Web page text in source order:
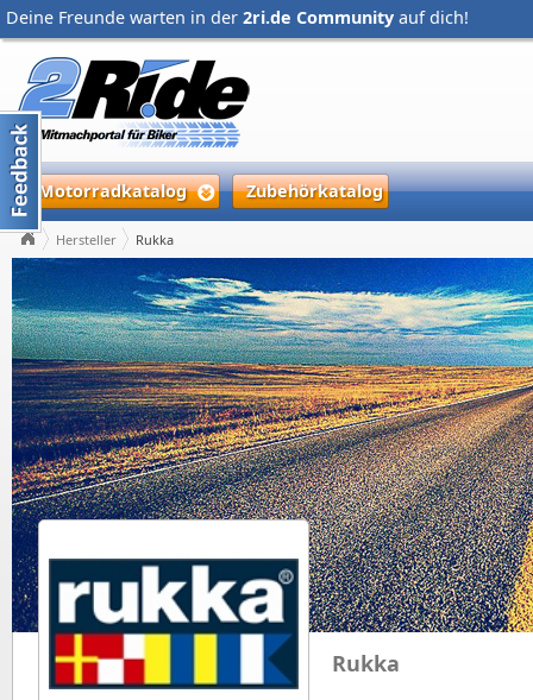
Deine Freunde warten in der 2ri.de Community auf dich!
Motorradkatalog Zubehörkatalog
Hersteller Rukka
Rukka